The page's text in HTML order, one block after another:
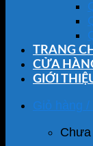
TRANG
CỬA
GIỚI
Giỏ hàng /